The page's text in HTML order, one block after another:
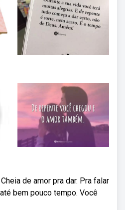
de amor pra dar. Pra falar
bem pouco tempo. Você